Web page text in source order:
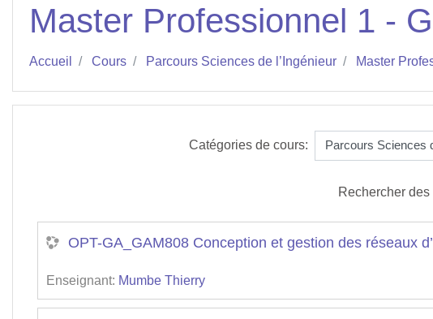
Master Professionnel 1 -
Accueil Cours Parcours Sciences de l’Ingénieur Master
Catégories de cours:
Rechercher des
OPT-GA_GAM808 Conception et gestion des réseaux
Enseignant: Mumbe Thierry